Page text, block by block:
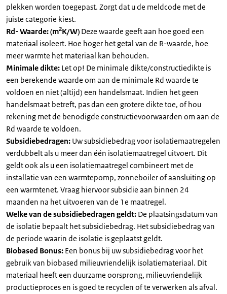
plekken worden toegepast. Zorgt dat u de meldcode met de
juiste categorie kiest.
Rd- Waarde: (m2K/W) Deze waarde geeft aan hoe goed een
materiaal isoleert. Hoe hoger het getal van de R-waarde, hoe
meer warmte het materiaal kan behouden.
Minimale dikte: Let op! De minimale dikte/constructiedikte is
een berekende waarde om aan de minimale Rd waarde te
voldoen en niet (altijd) een handelsmaat. Indien het geen
handelsmaat betreft, pas dan een grotere dikte toe, of hou
rekening met de benodigde constructievoorwaarden om aan de
Rd waarde te voldoen.
Subsidiebedragen: Uw subsidiebedrag voor isolatiemaatregelen
verdubbelt als u meer dan één isolatiemaatregel uitvoert. Dit
geldt ook als u een isolatiemaatregel combineert met de
installatie van een warmtepomp, zonneboiler of aansluiting op
een warmtenet. Vraag hiervoor subsidie aan binnen 24
maanden na het uitvoeren van de 1e maatregel.
Welke van de subsidiebedragen geldt: De plaatsingsdatum van
de isolatie bepaalt het subsidiebedrag. Het subsidiebedrag van
de periode waarin de isolatie is geplaatst geldt.
Biobased Bonus: Een bonus bij uw subsidiebedrag voor het
gebruik van biobased milieuvriendelijk isolatiemateriaal. Dit
materiaal heeft een duurzame oorsprong, milieuvriendelijk
productieproces en is goed te recyclen of te verwerken als afval.